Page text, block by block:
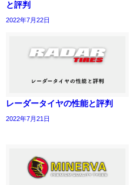
と評判
2022年7月22日
レーダータイヤの性能と評判
2022年7月21日